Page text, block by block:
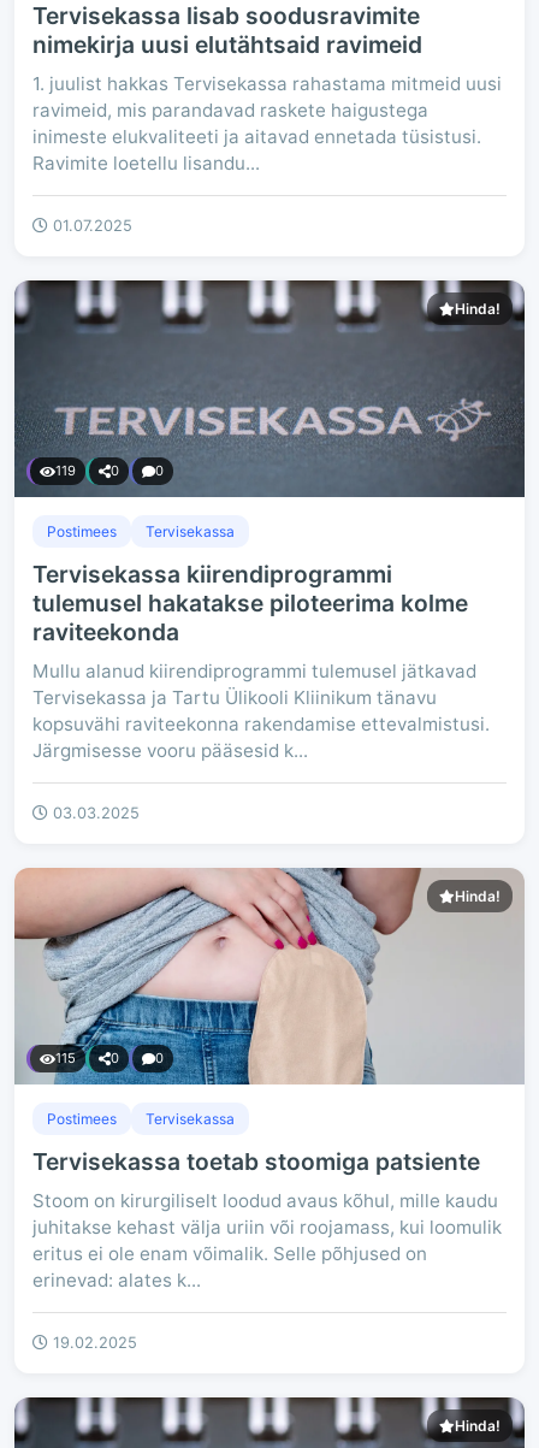
Tervisekassa lisab soodusravimite
nimekirja uusi elutähtsaid ravimeid
1. juulist hakkas Tervisekassa rahastama mitmeid uusi
ravimeid, mis parandavad raskete haigustega
inimeste elukvaliteeti ja aitavad ennetada tüsistusi.
Ravimite loetellu lisandu...
01.07.2025
Hinda!
119 0 0
Postimees Tervisekassa
Tervisekassa kiirendiprogrammi
tulemusel hakatakse piloteerima kolme
raviteekonda
Mullu alanud kiirendiprogrammi tulemusel jätkavad
Tervisekassa ja Tartu Ülikooli Kliinikum tänavu
kopsuvähi raviteekonna rakendamise ettevalmistusi.
Järgmisesse vooru pääsesid k...
03.03.2025
Hinda!
115 0 0
Postimees Tervisekassa
Tervisekassa toetab stoomiga patsiente
Stoom on kirurgiliselt loodud avaus kõhul, mille kaudu
juhitakse kehast välja uriin või roojamass, kui loomulik
eritus ei ole enam võimalik. Selle põhjused on
erinevad: alates k...
19.02.2025
Hinda!